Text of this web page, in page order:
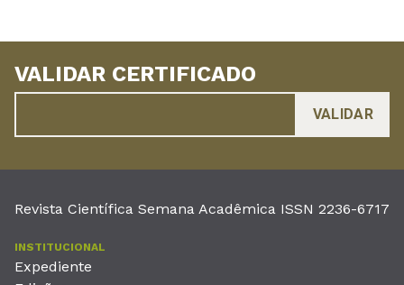
VALIDAR CERTIFICADO
Revista Científica Semana Acadêmica ISSN 2236-6717
INSTITUCIONAL
Expediente